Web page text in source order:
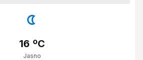
Jasno
16 ºC